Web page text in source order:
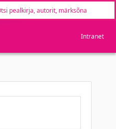
Intranet